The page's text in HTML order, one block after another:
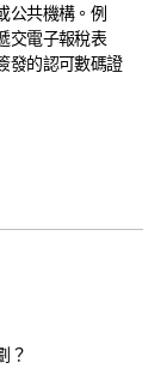
公共機構。例
交電子報稅表
發的認可數碼證
？